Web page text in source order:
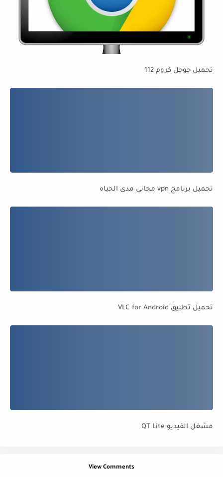
تحميل جوجل كروم 112
تحميل برنامج vpn مجاني مدى الحياه
تحميل تطبيق VLC for Android
مشغل الفيديو QT Lite
View Comments